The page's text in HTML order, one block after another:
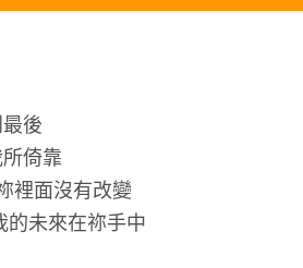
後
倚靠
裡面沒有改變
的未來在祢手中